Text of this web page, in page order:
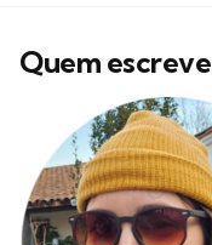
Quem escreve